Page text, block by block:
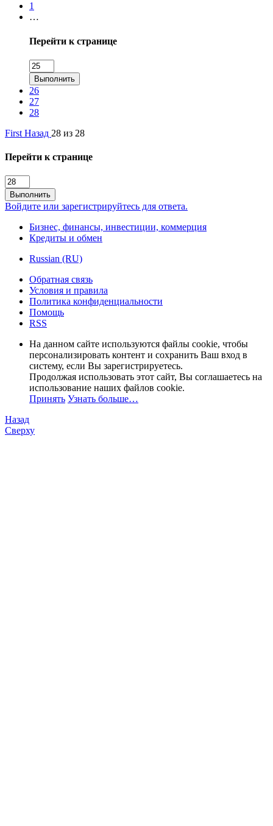
1
…
Перейти к странице
Выполнить
26
27
28
First Назад 28 из 28
Перейти к странице
Выполнить
Войдите или зарегистрируйтесь для ответа.
Бизнес, финансы, инвестиции, коммерция
Кредиты и обмен
Russian (RU)
Обратная связь
Условия и правила
Политика конфиденциальности
Помощь
RSS
На данном сайте используются файлы cookie, чтобы
персонализировать контент и сохранить Ваш вход в
систему, если Вы зарегистрируетесь.
Продолжая использовать этот сайт, Вы соглашаетесь на
использование наших файлов cookie.
Принять Узнать больше…
Назад
Сверху